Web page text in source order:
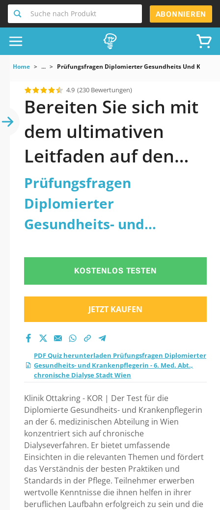
Suche nach Produkt ABONNIEREN
Home ... Prüfungsfragen Diplomierter Gesundheits Und
4.9 (230 Bewertungen)
Bereiten Sie sich mit
dem ultimativen
Leitfaden auf den
offiziell
aktualisierten
Prüfungsfragen
Diplomierter
Gesundheits- und
Krankenpflegerin - 6.
Med. Abt.,
chronische Dialyse
Stadt Wien
Übungstest 2026 vor
Prüfungsfragen
Diplomierter
Gesundheits- und
Abt., chronische Dialyse
Stadt Wien
KOSTENLOS TESTEN
JETZT KAUFEN
PDF Quiz herunterladen Prüfungsfragen Diplomierter
Gesundheits- und Krankenpflegerin - 6. Med. Abt.,
chronische Dialyse Stadt Wien
Klinik Ottakring - KOR | Der Test für die
Diplomierte Gesundheits- und Krankenpflegerin
an der 6. medizinischen Abteilung in Wien
konzentriert sich auf chronische
Dialyseverfahren. Er bietet umfassende
Einsichten in die relevanten Themen und fördert
das Verständnis der besten Praktiken und
Standards in der Pflege. Teilnehmer erwerben
wertvolle Kenntnisse die ihnen helfen in ihrer
beruflichen Laufbahn erfolgreich zu sein und die